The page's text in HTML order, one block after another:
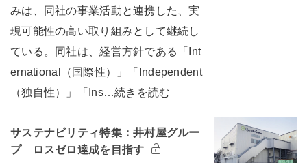
みは、同社の事業活動と連携した、実
現可能性の高い取り組みとして継続し
ている。同社は、経営方針である「Int
ernational（国際性）」「Independent
（独自性）」「Ins…続きを読む
サステナビリティ特集：井村屋グルー
プ ロスゼロ達成を目指す